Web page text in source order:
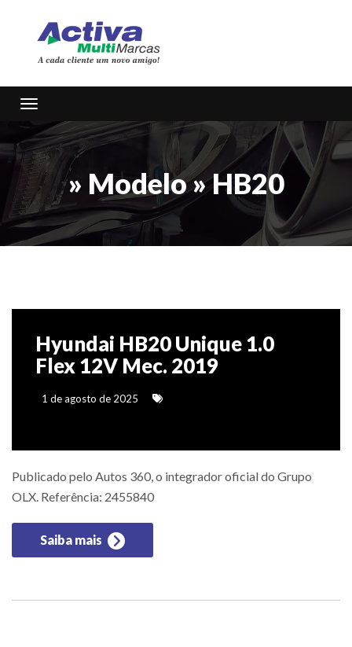
Toggle navigation
» Modelo » HB20
Hyundai HB20 Unique 1.0
Flex 12V Mec. 2019
1 de agosto de 2025
Publicado pelo Autos 360, o integrador oficial do Grupo
OLX. Referência: 2455840
Saiba mais